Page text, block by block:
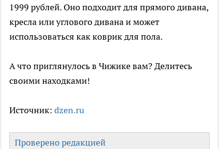
1999 рублей. Оно подходит для прямого дивана,
кресла или углового дивана и может
использоваться как коврик для пола.
А что приглянулось в Чижике вам? Делитесь
своими находками!
Источник: dzen.ru
Проверено редакцией